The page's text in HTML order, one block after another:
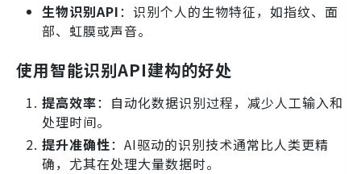
生物识别API：识别个人的生物特征，如指纹、面
部、虹膜或声音。
使用智能识别API建构的好处
提高效率：自动化数据识别过程，减少人工输入和
处理时间。
提升准确性：AI驱动的识别技术通常比人类更精
确，尤其在处理大量数据时。